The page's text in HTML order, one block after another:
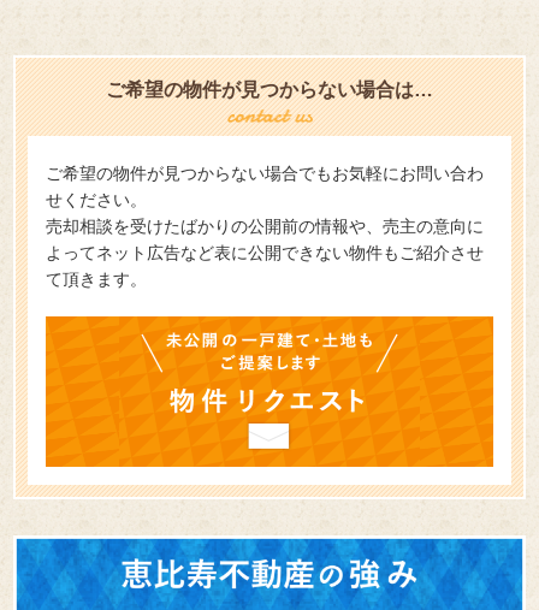
ご希望の物件が見つからない場合は…
ご希望の物件が見つからない場合でもお気軽にお問い合わ
せください。
売却相談を受けたばかりの公開前の情報や、売主の意向に
よってネット広告など表に公開できない物件もご紹介させ
て頂きます。